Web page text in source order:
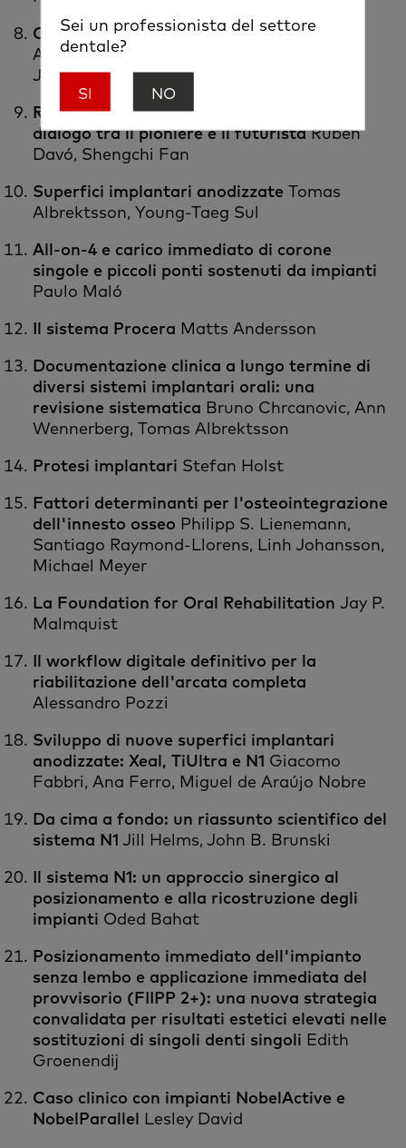
Osteointegrazione in ortopediaTomas
Albrektsson, Lars Carlsson, Magnus
Jacobsson
Riabilitazione con impianti zigomatici: un
dialogo tra il pioniere e il futuristaRubén
Davó, Shengchi Fan
Superfici implantari anodizzate Tomas
Albrektsson, Young-Taeg Sul
All-on-4 e carico immediato di corone
singole e piccoli ponti sostenuti da impianti
Paulo Maló
Il sistema Procera Matts Andersson
Documentazione clinica a lungo termine di
diversi sistemi implantari orali: una
revisione sistematica Bruno Chrcanovic, Ann
Wennerberg, Tomas Albrektsson
Protesi implantari Stefan Holst
Fattori determinanti per l'osteointegrazione
dell'innesto osseo Philipp S. Lienemann,
Santiago Raymond-Llorens, Linh Johansson,
Michael Meyer
La Foundation for Oral Rehabilitation Jay P.
Malmquist
Il workflow digitale definitivo per la
riabilitazione dell'arcata completa
Alessandro Pozzi
Sviluppo di nuove superfici implantari
anodizzate: Xeal, TiUltra e N1 Giacomo
Fabbri, Ana Ferro, Miguel de Araújo Nobre
Da cima a fondo: un riassunto scientifico del
sistema N1 Jill Helms, John B. Brunski
Il sistema N1: un approccio sinergico al
posizionamento e alla ricostruzione degli
impianti Oded Bahat
Posizionamento immediato dell'impianto
senza lembo e applicazione immediata del
provvisorio (FIIPP 2+): una nuova strategia
convalidata per risultati estetici elevati nelle
sostituzioni di singoli denti singoli Edith
Groenendij
Caso clinico con impianti NobelActive e
NobelParallel Lesley David
Sei un professionista del settore
dentale?
SI NO